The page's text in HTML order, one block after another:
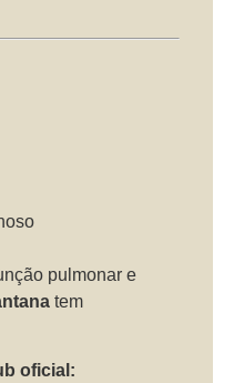
pulmonar e
tem
oficial: